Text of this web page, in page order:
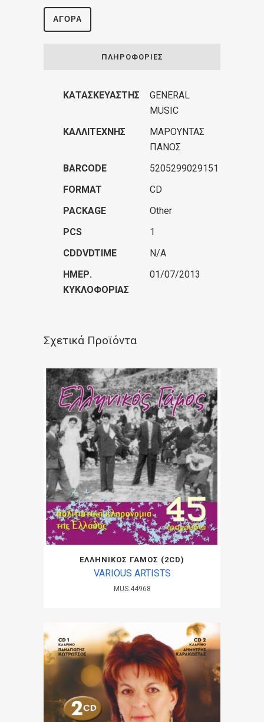
ΑΓΟΡΆ
ΠΛΗΡΟΦΟΡΊΕΣ
ΚΑΤΑΣΚΕΥΑΣΤΉΣ
GENERAL
MUSIC
ΚΑΛΛΙΤΈΧΝΗΣ
ΜΑΡΟΥΝΤΑΣ
ΠΑΝΟΣ
BARCODE
5205299029151
FORMAT
CD
PACKAGE
Other
PCS
1
CDDVDTIME
N/A
ΗΜΕΡ.
ΚΥΚΛΟΦΟΡΊΑΣ
01/07/2013
Σχετικά Προϊόντα
ΕΛΛΗΝΙΚΟΣ ΓΑΜΟΣ (2CD)
VARIOUS ARTISTS
MUS.44968